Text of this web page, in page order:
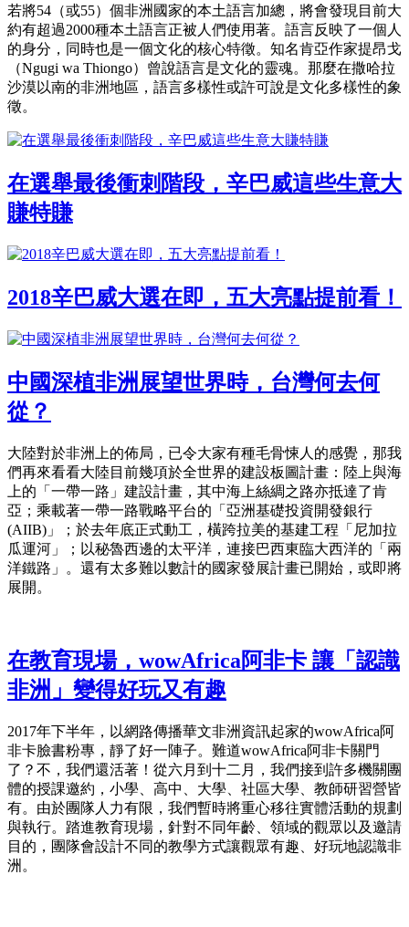
若將54（或55）個非洲國家的本土語言加總，將會發現目前大
約有超過2000種本土語言正被人們使用著。語言反映了一個人
的身分，同時也是一個文化的核心特徵。知名肯亞作家提昂戈
（Ngugi wa Thiongo）曾說語言是文化的靈魂。那麼在撒哈拉
沙漠以南的非洲地區，語言多樣性或許可說是文化多樣性的象
徵。
在選舉最後衝刺階段，辛巴威這些生意大
賺特賺
2018辛巴威大選在即，五大亮點提前看！
中國深植非洲展望世界時，台灣何去何
從？
大陸對於非洲上的佈局，已令大家有種毛骨悚人的感覺，那我
們再來看看大陸目前幾項於全世界的建設板圖計畫：陸上與海
上的「一帶一路」建設計畫，其中海上絲綢之路亦抵達了肯
亞；乘載著一帶一路戰略平台的「亞洲基礎投資開發銀行
(AIIB)」；於去年底正式動工，橫跨拉美的基建工程「尼加拉
瓜運河」；以秘魯西邊的太平洋，連接巴西東臨大西洋的「兩
洋鐵路」。還有太多難以數計的國家發展計畫已開始，或即將
展開。
在教育現場，wowAfrica阿非卡 讓「認識
非洲」變得好玩又有趣
2017年下半年，以網路傳播華文非洲資訊起家的wowAfrica阿
非卡臉書粉專，靜了好一陣子。難道wowAfrica阿非卡關門
了？不，我們還活著！從六月到十二月，我們接到許多機關團
體的授課邀約，小學、高中、大學、社區大學、教師研習營皆
有。由於團隊人力有限，我們暫時將重心移往實體活動的規劃
與執行。踏進教育現場，針對不同年齡、領域的觀眾以及邀請
目的，團隊會設計不同的教學方式讓觀眾有趣、好玩地認識非
洲。